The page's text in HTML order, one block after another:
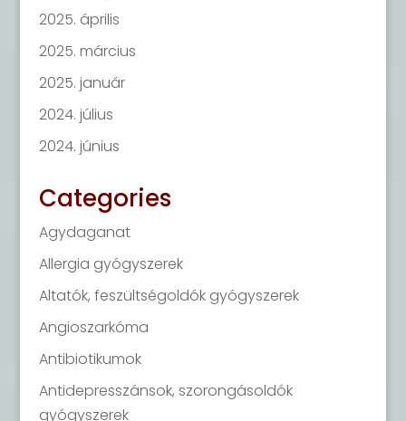
2025. április
2025. március
2025. január
2024. július
2024. június
Categories
Agydaganat
Allergia gyógyszerek
Altatók, feszültségoldók gyógyszerek
Angioszarkóma
Antibiotikumok
Antidepresszánsok, szorongásoldók
gyógyszerek